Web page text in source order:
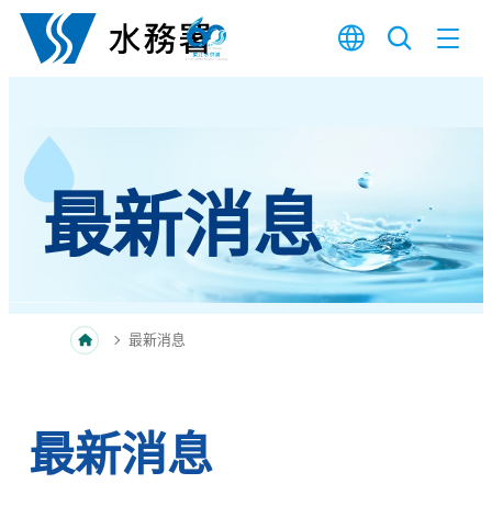
跳至內容
最新消息
最新消息
最新消息